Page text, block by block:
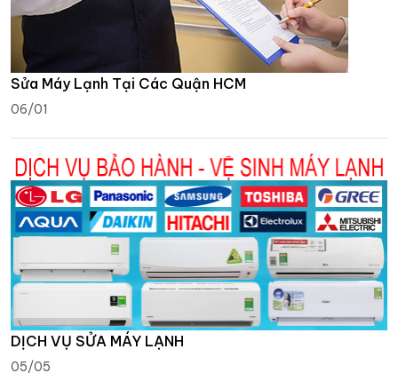
Sửa Máy Lạnh Tại Các Quận HCM
06/01
DỊCH VỤ SỬA MÁY LẠNH
05/05